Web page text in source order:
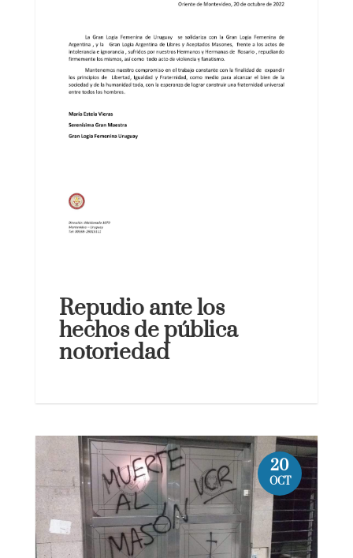
Repudio ante los
hechos de pública
notoriedad
20
OCT